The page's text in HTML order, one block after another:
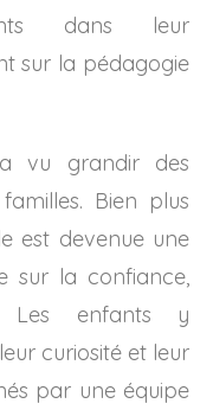
dans leur
sur la pédagogie
vu grandir des
Bien plus
est devenue une
sur la confiance,
Les enfants y
curiosité et leur
par une équipe